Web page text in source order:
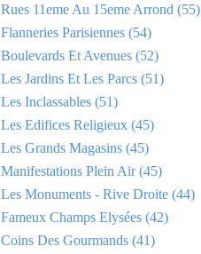
Rues 11eme Au 15eme Arrond (55)
Flanneries Parisiennes (54)
Boulevards Et Avenues (52)
Les Jardins Et Les Parcs (51)
Les Inclassables (51)
Les Edifices Religieux (45)
Les Grands Magasins (45)
Manifestations Plein Air(45)
Les Monuments - Rive Droite (44)
Fameux Champs Elysées (42)
Coins Des Gourmands (41)